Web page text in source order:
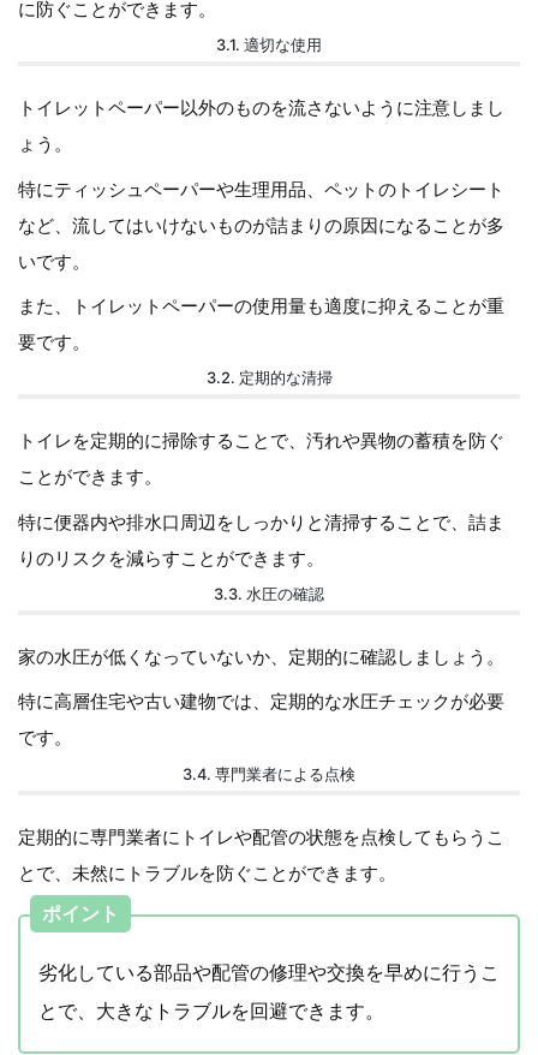
に防ぐことができます。
3.1. 適切な使用
トイレットペーパー以外のものを流さないように注意しまし
ょう。
特にティッシュペーパーや生理用品、ペットのトイレシート
など、流してはいけないものが詰まりの原因になることが多
いです。
また、トイレットペーパーの使用量も適度に抑えることが重
要です。
3.2. 定期的な清掃
トイレを定期的に掃除することで、汚れや異物の蓄積を防ぐ
ことができます。
特に便器内や排水口周辺をしっかりと清掃することで、詰ま
りのリスクを減らすことができます。
3.3. 水圧の確認
家の水圧が低くなっていないか、定期的に確認しましょう。
特に高層住宅や古い建物では、定期的な水圧チェックが必要
です。
3.4. 専門業者による点検
定期的に専門業者にトイレや配管の状態を点検してもらうこ
とで、未然にトラブルを防ぐことができます。
ポイント
劣化している部品や配管の修理や交換を早めに行うこ
とで、大きなトラブルを回避できます。